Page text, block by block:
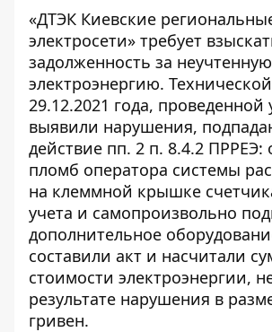
«ДТЭК Киевские
электросети» требует
задолженность за неучтенную
электроэнергию.
29.12.2021 года, проведенной
выявили нарушения,
действие пп. 2 п. 8.4.2 ПРРЕЭ:
пломб оператора системы
на клеммной крышке
учета и самопроизвольно
дополнительное
составили акт и насчитали
стоимости электроэнергии,
результате нарушения в
гривен.